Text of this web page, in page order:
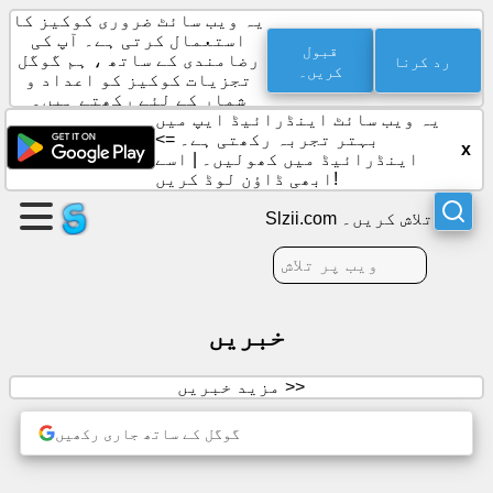
ایک
صفحہ
بنائیں
گروپ
بنائیں
تفریح
سماجی
یہ ویب سائٹ ضروری کوکیز کا
استعمال کرتی ہے۔ آپ کی
رضامندی کے ساتھ ، ہم گوگل
تجزیات کوکیز کو اعداد و
شمار کے لئے رکھتے ہیں۔
قبول
کریں۔
رد کرنا
یہ ویب سائٹ اینڈرائیڈ ایپ میں
بہتر تجربہ رکھتی ہے۔ =>
اینڈرائیڈ میں کھولیں۔
اسے
ابھی ڈاؤن لوڈ کریں!
x
Slzii.com تلاش کریں۔
خبریں
مزید خبریں >>
گوگل کے ساتھ جاری رکھیں